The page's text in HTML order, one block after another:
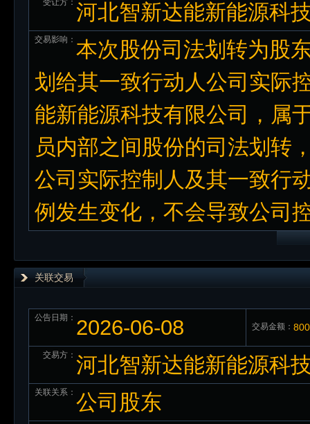
受让方： 河北智新达能新能源科
交易影响： 本次股份司法划转为股
划给其一致行动人公司实际
能新能源科技有限公司，属
员内部之间股份的司法划转
公司实际控制人及其一致行
例发生变化，不会导致公司
关联交易
公告日期： 2026-06-08 交易金额：
交易方： 河北智新达能新能源科
关联关系： 公司股东